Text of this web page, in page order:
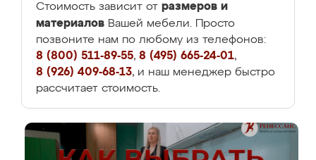
Стоимость зависит от размеров и
материалов Вашей мебели. Просто
позвоните нам по любому из телефонов:
8 (800) 511-89-55, 8 (495) 665-24-01,
8 (926) 409-68-13, и наш менеджер быстро
рассчитает стоимость.